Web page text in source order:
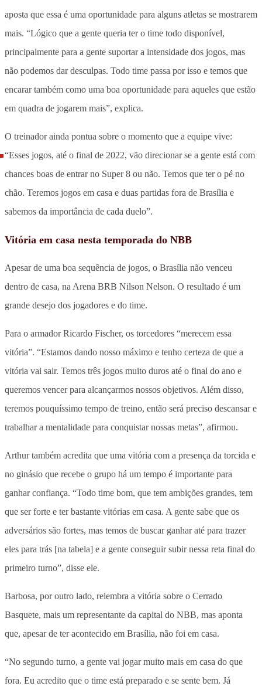
aposta que essa é uma oportunidade para alguns atletas se mostrarem
mais. “Lógico que a gente queria ter o time todo disponível,
principalmente para a gente suportar a intensidade dos jogos, mas
não podemos dar desculpas. Todo time passa por isso e temos que
encarar também como uma boa oportunidade para aqueles que estão
em quadra de jogarem mais”, explica.
O treinador ainda pontua sobre o momento que a equipe vive:
“Esses jogos, até o final de 2022, vão direcionar se a gente está com
chances boas de entrar no Super 8 ou não. Temos que ter o pé no
chão. Teremos jogos em casa e duas partidas fora de Brasília e
sabemos da importância de cada duelo”.
Vitória em casa nesta temporada do NBB
Apesar de uma boa sequência de jogos, o Brasília não venceu
dentro de casa, na Arena BRB Nilson Nelson. O resultado é um
grande desejo dos jogadores e do time.
Para o armador Ricardo Fischer, os torcedores “merecem essa
vitória”. “Estamos dando nosso máximo e tenho certeza de que a
vitória vai sair. Temos três jogos muito duros até o final do ano e
queremos vencer para alcançarmos nossos objetivos. Além disso,
teremos pouquíssimo tempo de treino, então será preciso descansar e
trabalhar a mentalidade para conquistar nossas metas”, afirmou.
Arthur também acredita que uma vitória com a presença da torcida e
no ginásio que recebe o grupo há um tempo é importante para
ganhar confiança. “Todo time bom, que tem ambições grandes, tem
que ser forte e ter bastante vitórias em casa. A gente sabe que os
adversários são fortes, mas temos de buscar ganhar até para trazer
eles para trás [na tabela] e a gente conseguir subir nessa reta final do
primeiro turno”, disse ele.
Barbosa, por outro lado, relembra a vitória sobre o Cerrado
Basquete, mais um representante da capital do NBB, mas aponta
que, apesar de ter acontecido em Brasília, não foi em casa.
“No segundo turno, a gente vai jogar muito mais em casa do que
fora. Eu acredito que o time está preparado e se sente bem. Já